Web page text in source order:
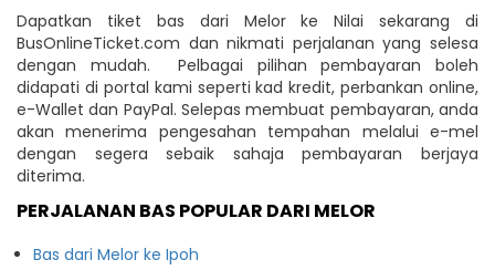
Dapatkan tiket bas dari Melor ke Nilai sekarang di
BusOnlineTicket.com dan nikmati perjalanan yang selesa
dengan mudah. Pelbagai pilihan pembayaran boleh
didapati di portal kami seperti kad kredit, perbankan online,
e-Wallet dan PayPal. Selepas membuat pembayaran, anda
akan menerima pengesahan tempahan melalui e-mel
dengan segera sebaik sahaja pembayaran berjaya
diterima.
PERJALANAN BAS POPULAR DARI MELOR
Bas dari Melor ke Ipoh